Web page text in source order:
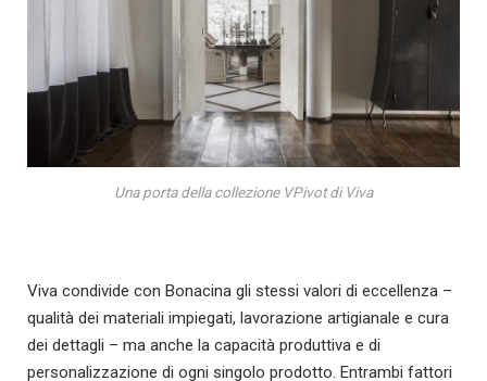
Una porta della collezione VPivot di Viva
Viva condivide con Bonacina gli stessi valori di eccellenza –
qualità dei materiali impiegati, lavorazione artigianale e cura
dei dettagli – ma anche la capacità produttiva e di
personalizzazione di ogni singolo prodotto. Entrambi fattori